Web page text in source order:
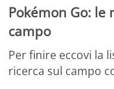
Pokémon Go: le
campo
Per finire eccovi la
ricerca sul campo